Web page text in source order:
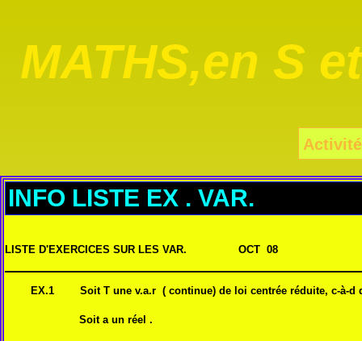
MATHS,en S
Activité
INFO LISTE EX . VAR.
LISTE D'EXERCICES SUR LES VAR. OCT 08
EX.1 Soit T une v.a.r ( continue) de loi centrée réduite, c-à-d
Soit a un réel .